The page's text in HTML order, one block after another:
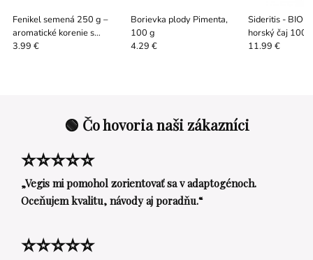
Fenikel semená 250 g –
aromatické korenie s
anízovou chuťou
3.99 €
Borievka plody Pimenta,
100 g
4.29 €
Sideritis - BIO
horský čaj 100
11.99 €
🟢 Čo hovoria naši zákazníci
⭐⭐⭐⭐⭐
„Vegis mi pomohol zorientovať sa v adaptogénoch.
Oceňujem kvalitu, návody aj poradňu.“
⭐⭐⭐⭐⭐